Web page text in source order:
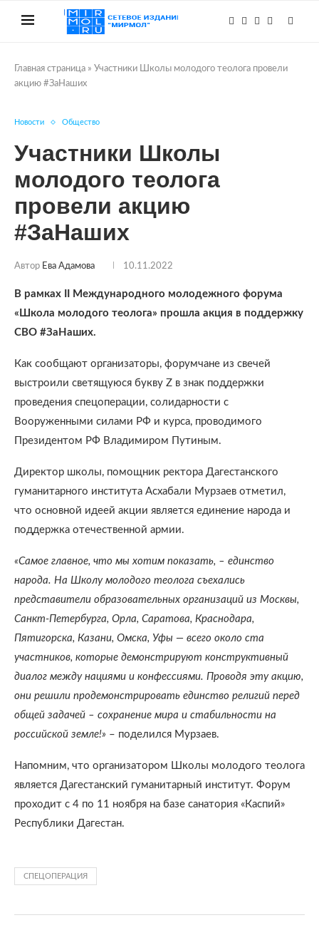
Главная страница » Участники Школы молодого теолога провели
акцию #ЗаНаших
Новости Общество
Участники Школы
молодого теолога
провели акцию
#ЗаНаших
Автор Ева Адамова 10.11.2022
В рамках II Международного молодежного форума
«Школа молодого теолога» прошла акция в поддержку
СВО #ЗаНаших.
Как сообщают организаторы, форумчане из свечей
выстроили светящуюся букву Z в знак поддержки
проведения спецоперации, солидарности с
Вооруженными силами РФ и курса, проводимого
Президентом РФ Владимиром Путиным.
Директор школы, помощник ректора Дагестанского
гуманитарного института Асхабали Мурзаев отметил,
что основной идеей акции является единение народа и
поддержка отечественной армии.
«Самое главное, что мы хотим показать, – единство
народа. На Школу молодого теолога съехались
представители образовательных организаций из Москвы,
Санкт-Петербурга, Орла, Саратова, Краснодара,
Пятигорска, Казани, Омска, Уфы — всего около ста
участников, которые демонстрируют конструктивный
диалог между нациями и конфессиями. Проводя эту акцию,
они решили продемонстрировать единство религий перед
общей задачей – сохранение мира и стабильности на
российской земле!» – поделился Мурзаев.
Напомним, что организатором Школы молодого теолога
является Дагестанский гуманитарный институт. Форум
проходит с 4 по 11 ноября на базе санатория «Каспий»
Республики Дагестан.
СПЕЦОПЕРАЦИЯ